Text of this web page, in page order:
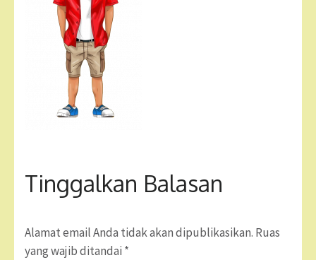
Tinggalkan Balasan
Alamat email Anda tidak akan dipublikasikan. Ruas
yang wajib ditandai *